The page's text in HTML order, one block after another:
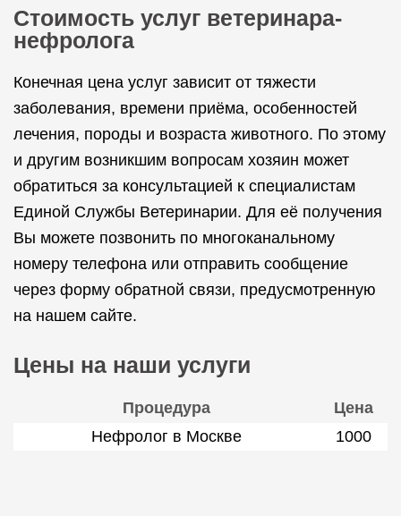
Стоимость услуг ветеринара-
нефролога
Конечная цена услуг зависит от тяжести
заболевания, времени приёма, особенностей
лечения, породы и возраста животного. По этому
и другим возникшим вопросам хозяин может
обратиться за консультацией к специалистам
Единой Службы Ветеринарии. Для её получения
Вы можете позвонить по многоканальному
номеру телефона или отправить сообщение
через форму обратной связи, предусмотренную
на нашем сайте.
Цены на наши услуги
Процедура
Цена
Нефролог в Москве
1000